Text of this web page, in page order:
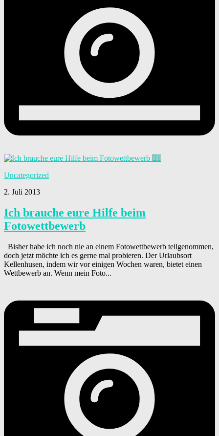
1
Uncategorized
2. Juli 2013
Ich brauche eure Hilfe beim
Fotowettbewerb
Bisher habe ich noch nie an einem Fotowettbewerb teilgenommen,
doch jetzt möchte ich es gerne mal probieren. Der Urlaubsort
Kellenhusen, indem wir vor einigen Wochen waren, bietet einen
Wettbewerb an. Wenn mein Foto...